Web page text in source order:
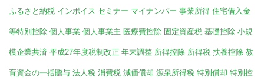
ふるさと納税 インボイス セミナー マイナンバー 事業所得 住宅借入金
等特別控除 個人事業 個人事業主 医療費控除 固定資産税 基礎控除 小規
模企業共済 平成27年度税制改正 年末調整 所得控除 所得税 扶養控除 教
育資金の一括贈与 法人税 消費税 減価償却 源泉所得税 特別償却 特別控